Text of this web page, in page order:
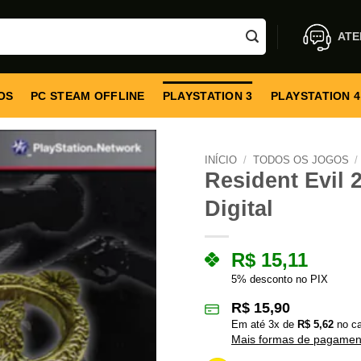
PC STEAM OFFLINE PLAYSTATION 3 PLAYSTATION 4
INÍCIO / TODOS OS JOGOS /
Resident Evil
Digital
R$ 15,11
5% desconto no PIX
R$ 15,90
Em até 3x de R$ 5,62 no
Mais formas de